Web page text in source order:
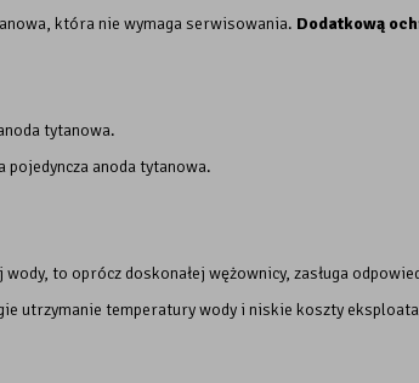
która nie wymaga serwisowania. Dodatkową
tytanowa.
anoda tytanowa.
wody, to oprócz doskonałej wężownicy, zasługa
utrzymanie temperatury wody i niskie koszty